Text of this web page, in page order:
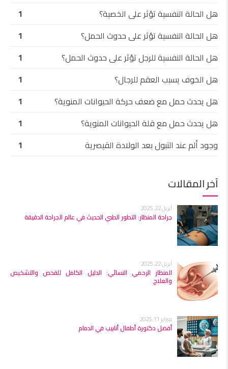
هل الحالة النفسية تؤثر على الخصية؟
1
هل الحالة النفسية تؤثر على حدوث الحمل؟
1
هل الحالة النفسية للرجل تؤثر على حدوث الحمل؟
1
هل الخوف يسبب العقم للرجال؟
1
هل يحدث حمل مع ضعف حركة الحيوانات المنوية؟
1
هل يحدث حمل مع قلة الحيوانات المنوية؟
1
وجود ألم عند التبول بعد الولادة القيصرية
1
آخر المقالات
أبريل 22, 2025
جراحة المنظار: التطور الطبي الحديث في عالم الجراحة الدقيقة
أبريل 22, 2025
المنظار الرحمي النسائي: الدليل الكامل للفحص والتشخيص
والعلاج
فبراير 11, 2025
أفضل دكتورة أطفال أنابيب في الدمام